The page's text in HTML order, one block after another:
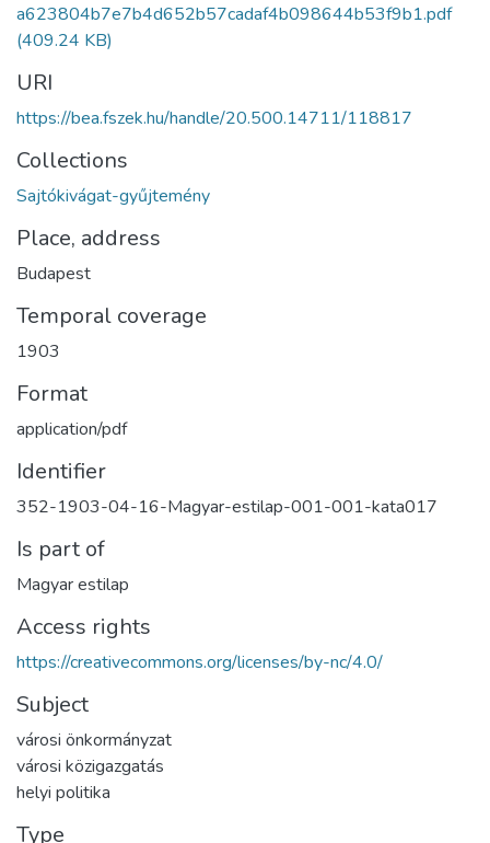
a623804b7e7b4d652b57cadaf4b098644b53f9b1.pdf
(409.24 KB)
URI
https://bea.fszek.hu/handle/20.500.14711/118817
Collections
Sajtókivágat-gyűjtemény
Place, address
Budapest
Temporal coverage
1903
Format
application/pdf
Identifier
352-1903-04-16-Magyar-estilap-001-001-kata017
Is part of
Magyar estilap
Access rights
https://creativecommons.org/licenses/by-nc/4.0/
Subject
városi önkormányzat
városi közigazgatás
helyi politika
Type